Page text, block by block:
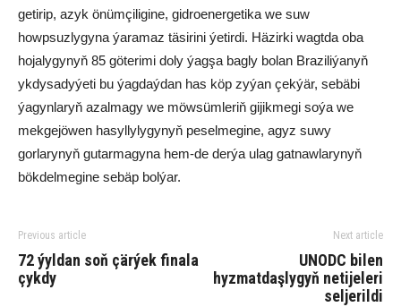
getirip, azyk önümçiligine, gidroenergetika we suw
howpsuzlygyna ýaramaz täsirini ýetirdi. Häzirki wagtda oba
hojalygynyň 85 göterimi doly ýagşa bagly bolan Braziliýanyň
ykdysadyýeti bu ýagdaýdan has köp zyýan çekýär, sebäbi
ýagynlaryň azalmagy we möwsümleriň gijikmegi soýa we
mekgejöwen hasyllylygynyň peselmegine, agyz suwy
gorlarynyň gutarmagyna hem-de derýa ulag gatnawlarynyň
bökdelmegine sebäp bolýar.
Previous article
72 ýyldan soň çärýek finala
çykdy
Next article
UNODC bilen
hyzmatdaşlygyň netijeleri
seljerildi